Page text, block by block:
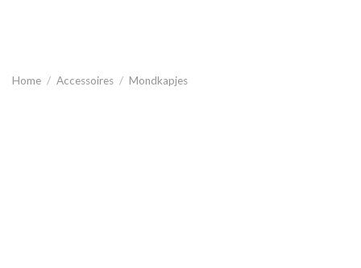
Home / Accessoires / Mondkapjes